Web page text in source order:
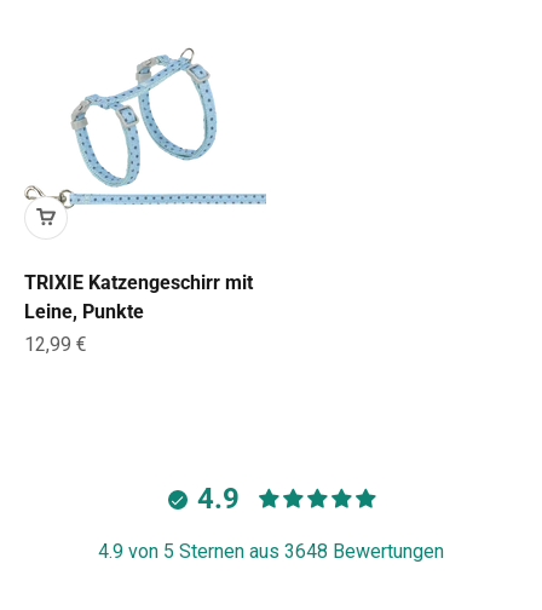
TRIXIE Katzengeschirr mit
Leine, Punkte
Angebot
12,99 €
4.9
4.9 von 5 Sternen aus 3648 Bewertungen